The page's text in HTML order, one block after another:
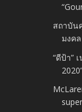
สถาบัน
มงค
“ดีป้า”